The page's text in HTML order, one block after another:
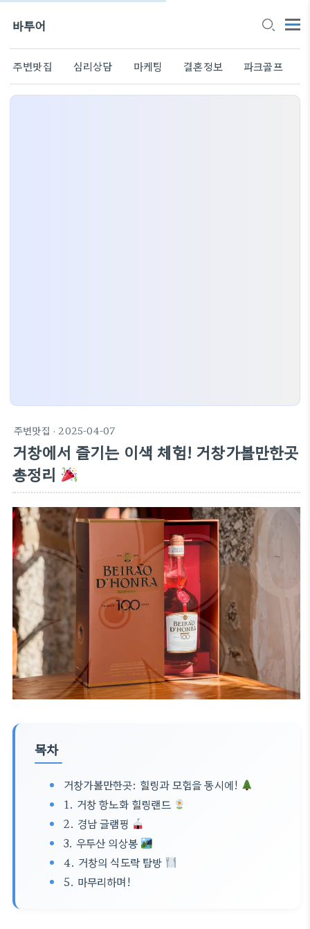
바투어
주변맛집 심리상담 마케팅 결혼정보 파크골프
주변맛집 · 2025-04-07
거창에서 즐기는 이색 체험! 거창가볼만한곳
총정리
목차
거창가볼만한곳: 힐링과 모험을 동시에!
1. 거창 항노화 힐링랜드
2. 경남 글램핑
3. 우두산 의상봉
4. 거창의 식도락 탐방
5. 마무리하며!